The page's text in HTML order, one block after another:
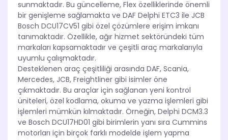
sunmaktadır. Bu güncelleme, Flex özelliklerinde önemli
bir genişleme sağlamakta ve DAF Delphi ETC3 ile JCB
Bosch DCU17CV51 gibi özel çözümlere erişim imkanı
tanımaktadır. Özellikle, ağır hizmet sektöründeki tüm
markaları kapsamaktadır ve çeşitli araç markalarıyla
uyumlu çalışmaktadır.
Desteklenen araç çeşitliliği arasında DAF, Scania,
Mercedes, JCB, Freightliner gibi isimler öne
çıkmaktadır. Bu araçlar için sağlanan yeni kontrol
üniteleri, özel kodlama, okuma ve yazma işlemleri gibi
işlemleri mümkün kılmaktadır. Örneğin, Delphi DCM3.3
ve Bosch DCU17HD01 gibi birimlerin yanı sıra Cummins
motorları için birçok farklı modelde işlem yapma